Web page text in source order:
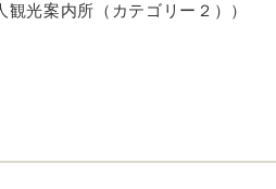
光案内所（カテゴリー２））